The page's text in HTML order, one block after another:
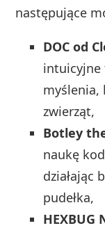
następujące
DOC od
intuicyjne
myślenia,
zwierząt,
Botley
naukę
działając
pudełka,
HEXBUG